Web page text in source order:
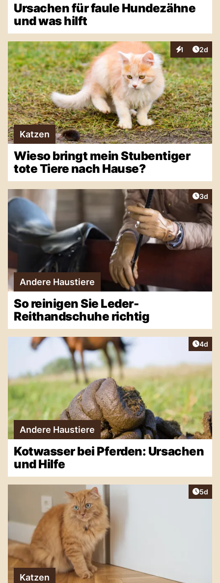
Ursachen für faule Hundezähne
und was hilft
1
Interaktionen
2d
Katzen
Wieso bringt mein Stubentiger
tote Tiere nach Hause?
3d
Andere Haustiere
So reinigen Sie Leder-
Reithandschuhe richtig
4d
Andere Haustiere
Kotwasser bei Pferden: Ursachen
und Hilfe
5d
Katzen